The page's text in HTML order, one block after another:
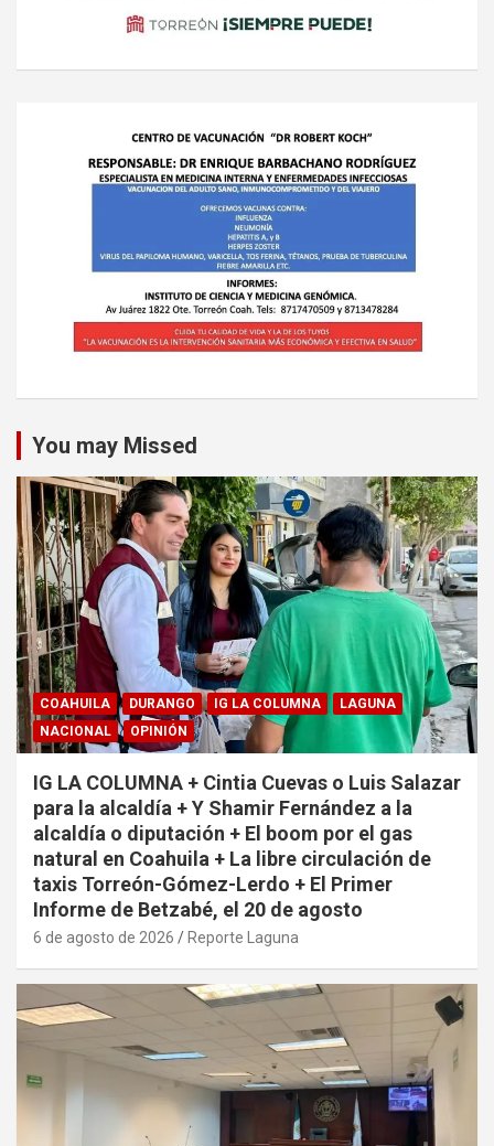
You may Missed
COAHUILA DURANGO IG LA COLUMNA
LAGUNA
NACIONAL
OPINIÓN
IG LA COLUMNA + Cintia Cuevas o Luis Salazar
para la alcaldía + Y Shamir Fernández a la
alcaldía o diputación + El boom por el gas
natural en Coahuila + La libre circulación de
taxis Torreón-Gómez-Lerdo + El Primer
Informe de Betzabé, el 20 de agosto
6 de agosto de 2026 Reporte Laguna